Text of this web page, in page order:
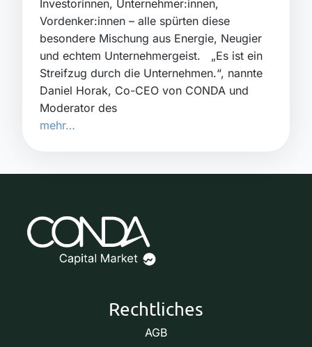
Investorinnen, Unternehmer:innen,
Vordenker:innen – alle spürten diese
besondere Mischung aus Energie, Neugier
und echtem Unternehmergeist. „Es ist ein
Streifzug durch die Unternehmen.“, nannte
Daniel Horak, Co-CEO von CONDA und
Moderator des
mehr…
Rechtliches
AGB